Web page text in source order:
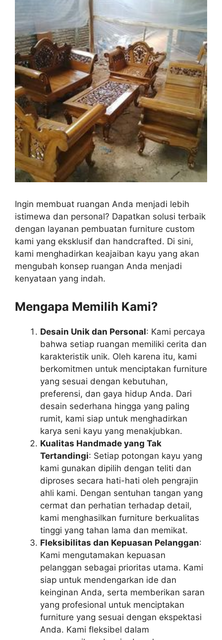
Ingin membuat ruangan Anda menjadi lebih
istimewa dan personal? Dapatkan solusi terbaik
dengan layanan pembuatan furniture custom
kami yang eksklusif dan handcrafted. Di sini,
kami menghadirkan keajaiban kayu yang akan
mengubah konsep ruangan Anda menjadi
kenyataan yang indah.
Mengapa Memilih Kami?
Desain Unik dan Personal: Kami percaya
bahwa setiap ruangan memiliki cerita dan
karakteristik unik. Oleh karena itu, kami
berkomitmen untuk menciptakan furniture
yang sesuai dengan kebutuhan,
preferensi, dan gaya hidup Anda. Dari
desain sederhana hingga yang paling
rumit, kami siap untuk menghadirkan
karya seni kayu yang menakjubkan.
Kualitas Handmade yang Tak
Tertandingi: Setiap potongan kayu yang
kami gunakan dipilih dengan teliti dan
diproses secara hati-hati oleh pengrajin
ahli kami. Dengan sentuhan tangan yang
cermat dan perhatian terhadap detail,
kami menghasilkan furniture berkualitas
tinggi yang tahan lama dan memikat.
Fleksibilitas dan Kepuasan Pelanggan:
Kami mengutamakan kepuasan
pelanggan sebagai prioritas utama. Kami
siap untuk mendengarkan ide dan
keinginan Anda, serta memberikan saran
yang profesional untuk menciptakan
furniture yang sesuai dengan ekspektasi
Anda. Kami fleksibel dalam